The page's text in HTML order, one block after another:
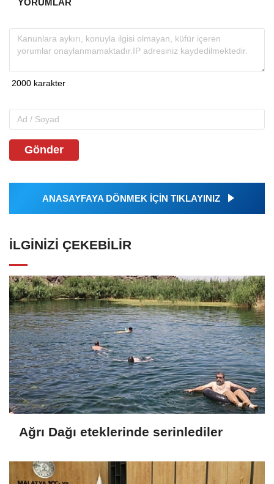
YORUMLAR
Gönder
ANASAYFAYA DÖNMEK İÇİN TIKLAYINIZ
İLGINIZI ÇEKEBILIR
Ağrı Dağı eteklerinde serinlediler